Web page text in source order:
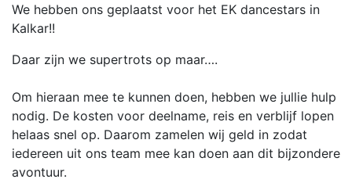
We hebben ons geplaatst voor het EK dancestars in
Kalkar!!
Daar zijn we supertrots op maar….
Om hieraan mee te kunnen doen, hebben we jullie hulp
nodig. De kosten voor deelname, reis en verblijf lopen
helaas snel op. Daarom zamelen wij geld in zodat
iedereen uit ons team mee kan doen aan dit bijzondere
avontuur.